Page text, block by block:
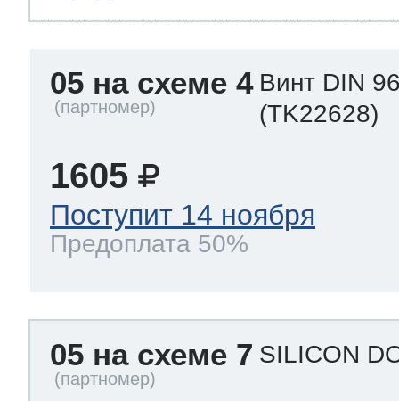
05 на схеме 4 Винт DIN
(TK22628)
1605
Поступит 14 ноября
Предоплата 50%
05 на схеме 7 SILICON